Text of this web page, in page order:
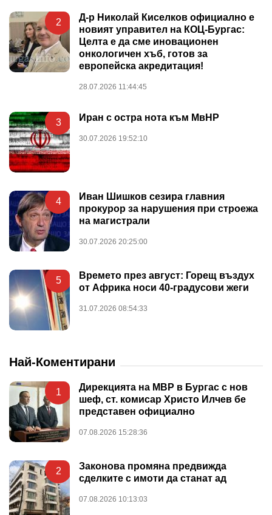
2
Д-р Николай Киселков официално е
новият управител на КОЦ-Бургас:
Целта е да сме иновационен
онкологичен хъб, готов за
европейска акредитация!
28.07.2026 11:44:45
3 Иран с остра нота към МвНР
30.07.2026 19:52:10
4
Иван Шишков сезира главния
прокурор за нарушения при строежа
на магистрали
30.07.2026 20:25:00
5
Времето през август: Горещ въздух
от Африка носи 40-градусови жеги
31.07.2026 08:54:33
Най-Коментирани
1
Дирекцията на МВР в Бургас с нов
шеф, ст. комисар Христо Илчев бе
представен официално
07.08.2026 15:28:36
2
Законова промяна предвижда
сделките с имоти да станат ад
07.08.2026 10:13:03